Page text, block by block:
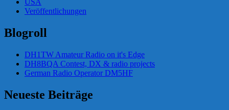
USA
Veröffentlichungen
Blogroll
DH1TW Amateur Radio on it's Edge
DH8BQA Contest, DX & radio projects
German Radio Operator DM5HF
Neueste Beiträge